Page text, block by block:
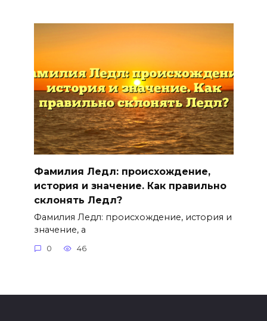
Фамилия Ледл: происхождение,
история и значение. Как правильно
склонять Ледл?
Фамилия Ледл: происхождение, история и
значение, а
0 46